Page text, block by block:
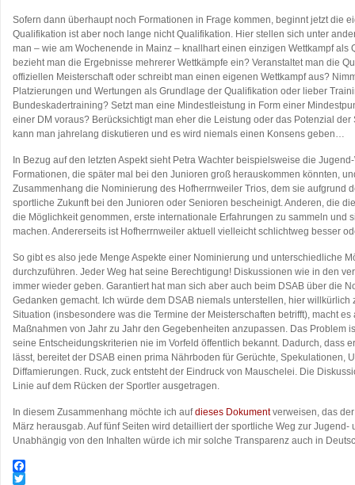
Sofern dann überhaupt noch Formationen in Frage kommen, beginnt jetzt die
Qualifikation ist aber noch lange nicht Qualifikation. Hier stellen sich unter
man – wie am Wochenende in Mainz – knallhart einen einzigen Wettkampf als
bezieht man die Ergebnisse mehrerer Wettkämpfe ein? Veranstaltet man die
offiziellen Meisterschaft oder schreibt man einen eigenen Wettkampf aus?
Platzierungen und Wertungen als Grundlage der Qualifikation oder lieber
Bundeskadertraining? Setzt man eine Mindestleistung in Form einer
einer DM voraus? Berücksichtigt man eher die Leistung oder das Potenzial
kann man jahrelang diskutieren und es wird niemals einen Konsens geben…
In Bezug auf den letzten Aspekt sieht Petra Wachter beispielsweise die
Formationen, die später mal bei den Junioren groß herauskommen könnten,
Zusammenhang die Nominierung des Hofherrnweiler Trios, dem sie aufgrund
sportliche Zukunft bei den Junioren oder Senioren bescheinigt. Anderen, die
die Möglichkeit genommen, erste internationale Erfahrungen zu sammeln und
machen. Andererseits ist Hofherrnweiler aktuell vielleicht schlichtweg besser
So gibt es also jede Menge Aspekte einer Nominierung und unterschiedliche
durchzuführen. Jeder Weg hat seine Berechtigung! Diskussionen wie in den
immer wieder geben. Garantiert hat man sich aber auch beim DSAB über die
Gedanken gemacht. Ich würde dem DSAB niemals unterstellen, hier willkürlich
Situation (insbesondere was die Termine der Meisterschaften betrifft), macht
Maßnahmen von Jahr zu Jahr den Gegebenheiten anzupassen. Das Problem
seine Entscheidungskriterien nie im Vorfeld öffentlich bekannt. Dadurch, dass
lässt, bereitet der DSAB einen prima Nährboden für Gerüchte, Spekulationen,
Diffamierungen. Ruck, zuck entsteht der Eindruck von Mauschelei. Die
Linie auf dem Rücken der Sportler ausgetragen.
In diesem Zusammenhang möchte ich aufdieses Dokumentverweisen, das
März herausgab. Auf fünf Seiten wird detailliert der sportliche Weg zur Jugend-
Unabhängig von den Inhalten würde ich mir solche Transparenz auch in
Facebook